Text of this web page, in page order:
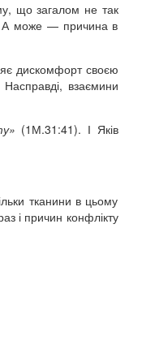
що загалом не так
А може — причина в
дискомфорт своєю
взаємини
(1М.31:41). І Яків
тканини в цьому
і причин конфлікту